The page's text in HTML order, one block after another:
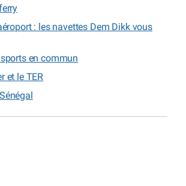
: les navettes Dem Dikk vous
en commun
et le TER